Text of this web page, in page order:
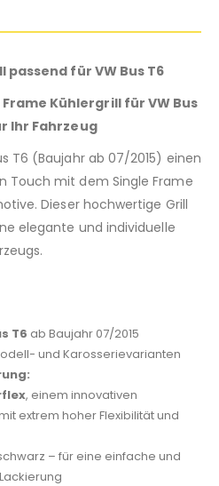
passend für VW Bus T6
Kühlergrill für VW Bus
Ihr Fahrzeug
T6 (Baujahr ab 07/2015) einen
Touch mit dem Single Frame
Dieser hochwertige Grill
elegante und individuelle
T6 ab Baujahr 07/2015
und Karosserievarianten
, einem innovativen
extrem hoher Flexibilität und
– für eine einfache und